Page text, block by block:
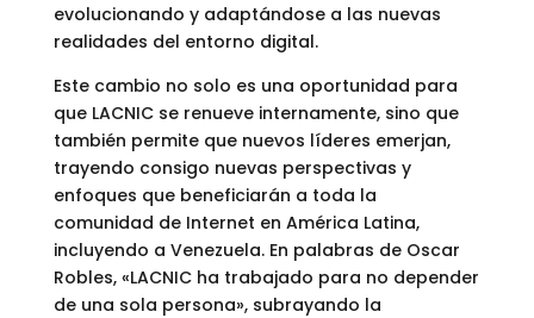
evolucionando y adaptándose a las nuevas
realidades del entorno digital.
Este cambio no solo es una oportunidad para
que LACNIC se renueve internamente, sino que
también permite que nuevos líderes emerjan,
trayendo consigo nuevas perspectivas y
enfoques que beneficiarán a toda la
comunidad de Internet en América Latina,
incluyendo a Venezuela. En palabras de Oscar
Robles, «LACNIC ha trabajado para no depender
de una sola persona», subrayando la